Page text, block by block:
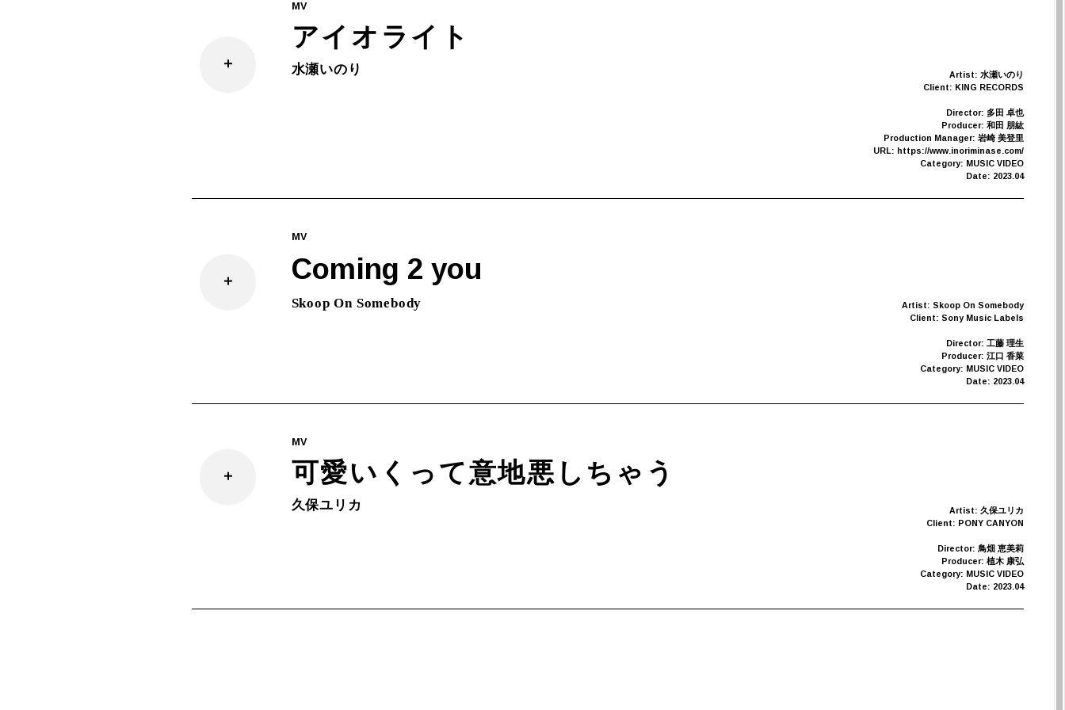
MV
アイオライト
水瀬いのり
Artist: 水瀬いのり
Client: KING RECORDS
Director: 多田 卓也
Producer: 和田 朋紘
Production Manager: 岩崎 美登里
URL: https://www.inoriminase.com/
Category: MUSIC VIDEO
Date: 2023.04
MV
Coming 2 you
Skoop On Somebody
Artist: Skoop On Somebody
Client: Sony Music Labels
Director: 工藤 理生
Producer: 江口 香菜
Category: MUSIC VIDEO
Date: 2023.04
MV
可愛いくって意地悪しちゃう
久保ユリカ
Artist: 久保ユリカ
Client: PONY CANYON
Director: 鳥畑 恵美莉
Producer: 植木 康弘
Category: MUSIC VIDEO
Date: 2023.04